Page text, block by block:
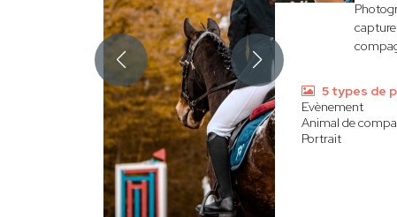
5 types de
Evènement
Animal de
Portrait